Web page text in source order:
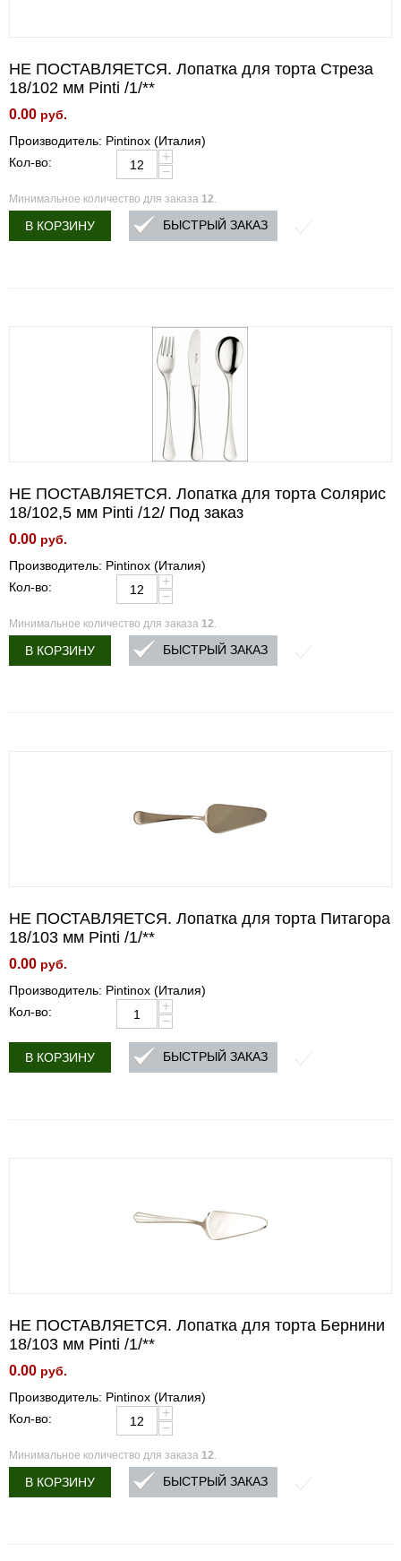
НЕ ПОСТАВЛЯЕТСЯ. Лопатка для торта Стреза
18/102 мм Pinti /1/**
0.00 руб.
Производитель: Pintinox (Италия)
Кол-во:
+
−
Минимальное количество для заказа 12.
В КОРЗИНУ БЫСТРЫЙ ЗАКАЗ
НЕ ПОСТАВЛЯЕТСЯ. Лопатка для торта Солярис
18/102,5 мм Pinti /12/ Под заказ
0.00 руб.
Производитель: Pintinox (Италия)
Кол-во:
+
−
Минимальное количество для заказа 12.
В КОРЗИНУ БЫСТРЫЙ ЗАКАЗ
НЕ ПОСТАВЛЯЕТСЯ. Лопатка для торта Питагора
18/103 мм Pinti /1/**
0.00 руб.
Производитель: Pintinox (Италия)
Кол-во:
+
−
В КОРЗИНУ БЫСТРЫЙ ЗАКАЗ
НЕ ПОСТАВЛЯЕТСЯ. Лопатка для торта Бернини
18/103 мм Pinti /1/**
0.00 руб.
Производитель: Pintinox (Италия)
Кол-во:
+
−
Минимальное количество для заказа 12.
В КОРЗИНУ БЫСТРЫЙ ЗАКАЗ